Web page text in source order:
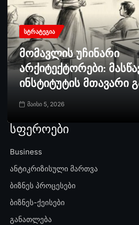
ᲡᲢᲠᲐᲢᲔᲒᲘᲐ
მომავლის უჩინარი
არქიტექტორები:
ინსტიტუტის მთავარი
მაისი 5, 2026
სფეროები
Business
ანტიკრიზისული მართვა
ბიზნეს პროცესები
ბიზნეს-ქეისები
განათლება